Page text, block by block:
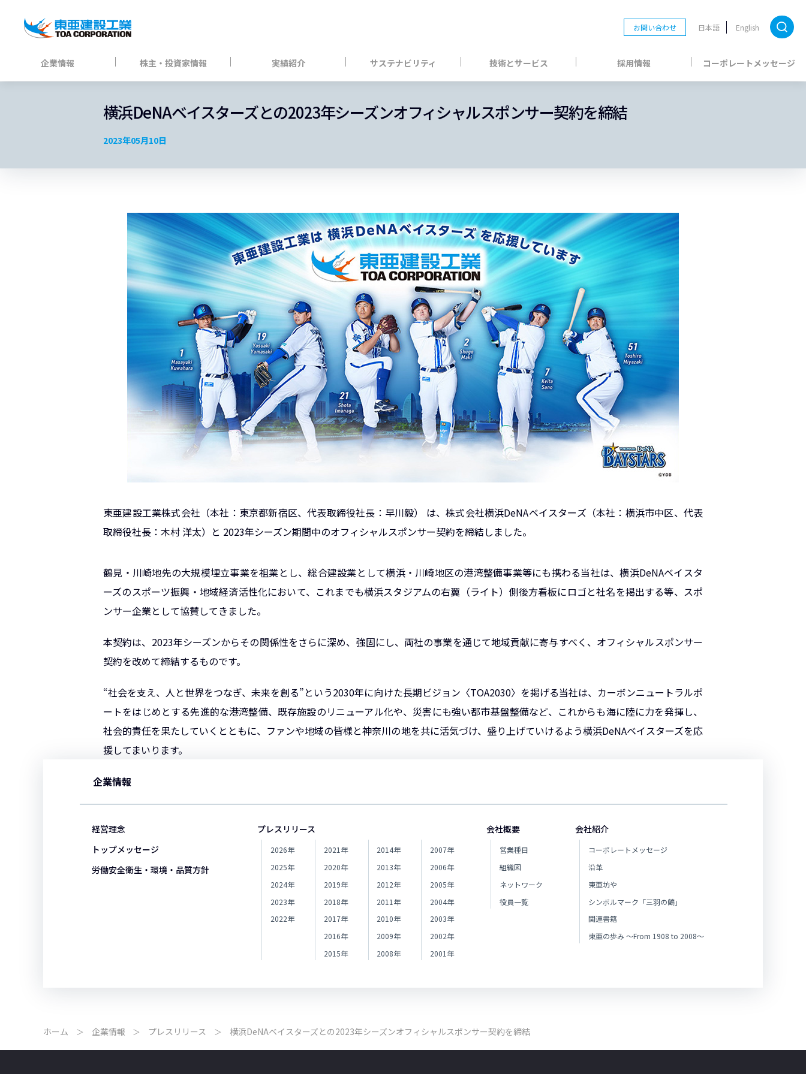
お問い合わせ 日本語 English
企業情報 株主・投資家情報 実績紹介 サステナビリティ 技術とサービス 採用情報 コーポレートメッセージ
横浜DeNAベイスターズとの2023年シーズンオフィシャルスポンサー契約を締結
2023年05月10日
東亜建設工業株式会社（本社：東京都新宿区、代表取締役社長：早川毅） は、株式会社横浜DeNAベイスターズ（本社：横浜市中区、代表
取締役社長：木村 洋太）と 2023年シーズン期間中のオフィシャルスポンサー契約を締結しました。
鶴見・川崎地先の大規模埋立事業を祖業とし、総合建設業として横浜・川崎地区の港湾整備事業等にも携わる当社は、横浜DeNAベイスタ
ーズのスポーツ振興・地域経済活性化において、これまでも横浜スタジアムの右翼（ライト）側後方看板にロゴと社名を掲出する等、スポ
ンサー企業として協賛してきました。
本契約は、2023年シーズンからその関係性をさらに深め、強固にし、両社の事業を通じて地域貢献に寄与すべく、オフィシャルスポンサー
契約を改めて締結するものです。
“社会を支え、人と世界をつなぎ、未来を創る”という2030年に向けた長期ビジョン〈TOA2030〉を掲げる当社は、カーボンニュートラルポ
ートをはじめとする先進的な港湾整備、既存施設のリニューアル化や、災害にも強い都市基盤整備など、これからも海に陸に力を発揮し、
社会的責任を果たしていくとともに、ファンや地域の皆様と神奈川の地を共に活気づけ、盛り上げていけるよう横浜DeNAベイスターズを応
援してまいります。
企業情報
経営理念
トップメッセージ
労働安全衛生・環境・品質方針
プレスリリース
2026年
2025年
2024年
2023年
2022年
2021年
2020年
2019年
2018年
2017年
2016年
2015年
2014年
2013年
2012年
2011年
2010年
2009年
2008年
2007年
2006年
2005年
2004年
2003年
2002年
2001年
会社概要
営業種目
組織図
ネットワーク
役員一覧
会社紹介
コーポレートメッセージ
沿革
東亜坊や
シンボルマーク「三羽の鶴」
関連書籍
東亜の歩み ～From 1908 to 2008～
ホーム 企業情報 プレスリリース 横浜DeNAベイスターズとの2023年シーズンオフィシャルスポンサー契約を締結